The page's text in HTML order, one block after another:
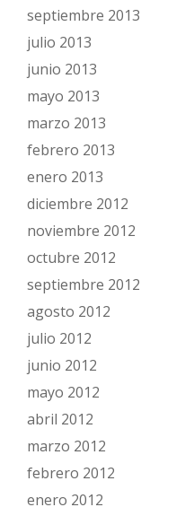
septiembre 2013
julio 2013
junio 2013
mayo 2013
marzo 2013
febrero 2013
enero 2013
diciembre 2012
noviembre 2012
octubre 2012
septiembre 2012
agosto 2012
julio 2012
junio 2012
mayo 2012
abril 2012
marzo 2012
febrero 2012
enero 2012